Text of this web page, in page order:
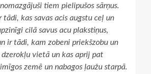
tiem pielipušos sārņus.
tādi, kas savas acis augstu ceļ un
cilā savus acu plakstiņus,
ir tādi, kam zobeni priekšzobu un
dzerokļu vietā un kas aprij pat
zemē un nabagos ļaužu starpā.